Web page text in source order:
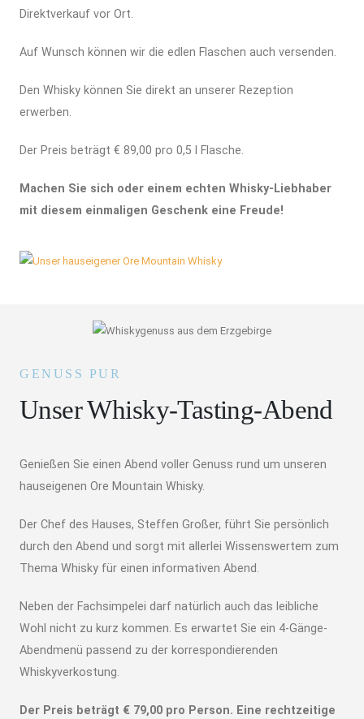
Direktverkauf vor Ort.
Auf Wunsch können wir die edlen Flaschen auch versenden.
Den Whisky können Sie direkt an unserer Rezeption
erwerben.
Der Preis beträgt € 89,00 pro 0,5 l Flasche.
Machen Sie sich oder einem echten Whisky-Liebhaber
mit diesem einmaligen Geschenk eine Freude!
GENUSS PUR
Unser Whisky-Tasting-Abend
Genießen Sie einen Abend voller Genuss rund um unseren
hauseigenen Ore Mountain Whisky.
Der Chef des Hauses, Steffen Großer, führt Sie persönlich
durch den Abend und sorgt mit allerlei Wissenswertem zum
Thema Whisky für einen informativen Abend.
Neben der Fachsimpelei darf natürlich auch das leibliche
Wohl nicht zu kurz kommen. Es erwartet Sie ein 4-Gänge-
Abendmenü passend zu der korrespondierenden
Whiskyverkostung.
Der Preis beträgt € 79,00 pro Person. Eine rechtzeitige